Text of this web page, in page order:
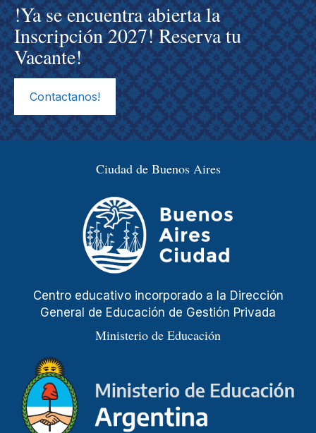
!Ya se encuentra abierta la
Inscripción 2027! Reserva tu
Vacante!
Contactanos!
Ciudad de Buenos Aires
Centro educativo incorporado a la Dirección
General de Educación de Gestión Privada
Ministerio de Educación